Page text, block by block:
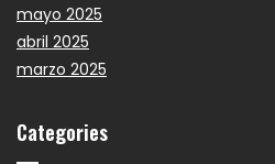
mayo 2025
abril 2025
marzo 2025
Categories